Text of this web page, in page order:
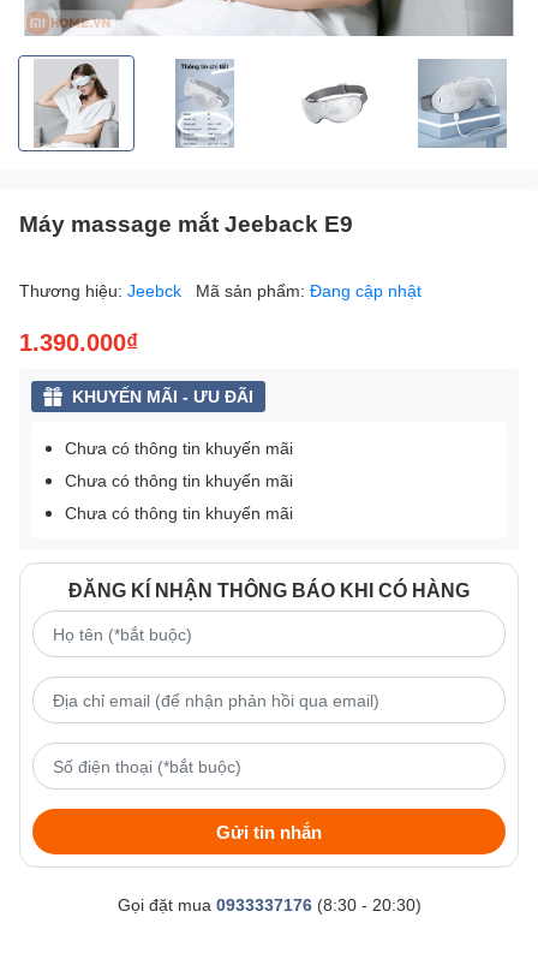
Máy massage mắt Jeeback E9
Thương hiệu: Jeebck Mã sản phẩm: Đang cập nhật
1.390.000₫
KHUYẾN MÃI - ƯU ĐÃI
Chưa có thông tin khuyến mãi
Chưa có thông tin khuyến mãi
Chưa có thông tin khuyến mãi
ĐĂNG KÍ NHẬN THÔNG BÁO KHI CÓ HÀNG
Gửi tin nhắn
Gọi đặt mua 0933337176(8:30 - 20:30)